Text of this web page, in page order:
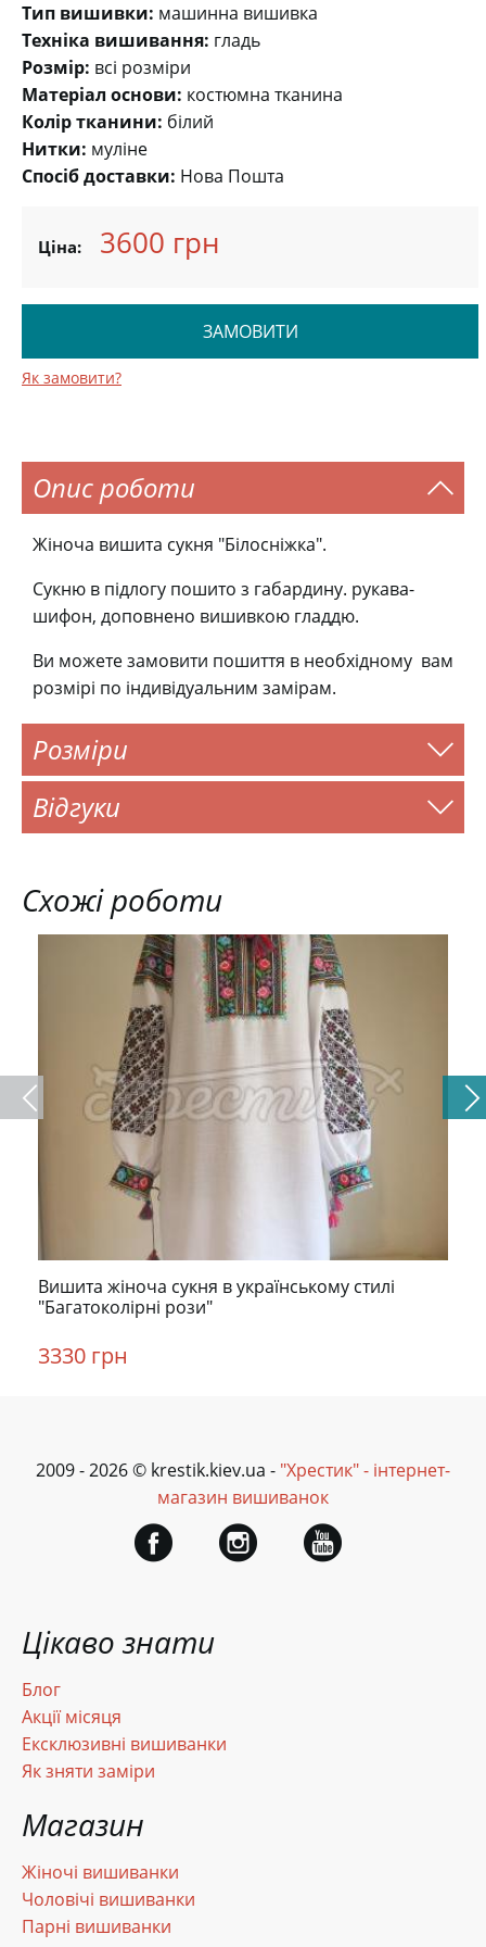
Тип вишивки: машинна вишивка
Техніка вишивання: гладь
Розмір: всі розміри
Матеріал основи: костюмна тканина
Колір тканини: білий
Нитки: муліне
Спосіб доставки: Нова Пошта
Ціна: 3600 грн
ЗАМОВИТИ
Як замовити?
Опис роботи
Жіноча вишита сукня "Білосніжка".
Сукню в підлогу пошито з габардину. рукава-
шифон, доповнено вишивкою гладдю.
Ви можете замовити пошиття в необхідному вам
розмірі по індивідуальним замірам.
Розміри
Відгуки
Схожі роботи
Вишита жіноча сукня в українському стилі
"Багатоколірні рози"
3330 грн
Цікаво знати
Блог
Акції місяця
Ексклюзивні вишиванки
Як зняти заміри
Магазин
Жіночі вишиванки
Чоловічі вишиванки
Парні вишиванки
2009 - 2026 © krestik.kiev.ua - "Хрестик" - інтернет-
магазин вишиванок